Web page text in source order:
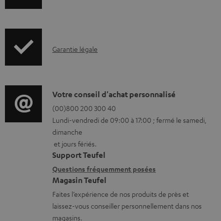
s
l
é
c
h
a
r
g
e
a
r
t
i
o
n
s
r
e
l
a
I
o
r
m
a
t
i
o
n
s
Garantie légale
D
é
t
a
i
l
s
c
o
Votre conseil d'achat personnalisé
(00)800 200 300 40
Lundi-vendredi de 09:00 à 17:00 ; fermé le samedi,
dimanche
et jours fériés.
Support Teufel
Questions fréquemment posées
Magasin Teufel
Faites l’expérience de nos produits de près et
laissez-vous conseiller personnellement dans nos
magasins.